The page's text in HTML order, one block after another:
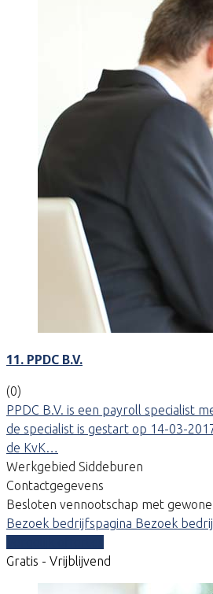
11. PPDC B.V.
(0)
PPDC B.V. is een payroll specialist
de specialist is gestart op 14-03-
de KvK…
Werkgebied Siddeburen
Contactgegevens
Besloten vennootschap met
Bezoek bedrijfspagina Bezoek
Gratis - Vrijblijvend